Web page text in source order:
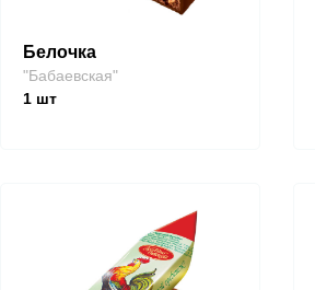
Белочка
"Бабаевская"
1 шт